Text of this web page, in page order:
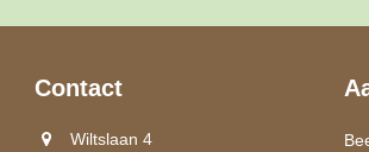
Contact
Wiltslaan 4